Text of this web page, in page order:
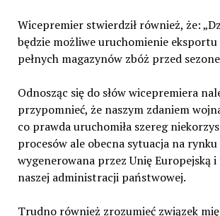
Wicepremier stwierdził również, że:
będzie możliwe uruchomienie
pełnych magazynów zbóż przed
Odnosząc się do słów wicepremiera
przypomnieć, że naszym zdaniem
co prawda uruchomiła szereg
procesów ale obecna sytuacja na rynku
wygenerowana przez Unię Europejską
naszej administracji państwowej.
Trudno również zrozumieć związek